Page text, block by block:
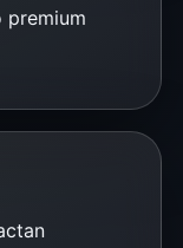
premium